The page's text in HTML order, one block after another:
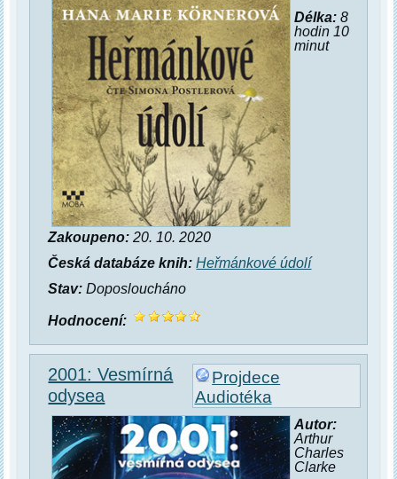
Délka:8
hodin 10
minut
Zakoupeno: 20. 10. 2020
Česká databáze knih: Heřmánkové údolí
Stav: Doposloucháno
Hodnocení:
Projdece
Audiotéka
2001: Vesmírná
odysea
Autor:
Arthur
Charles
Clarke